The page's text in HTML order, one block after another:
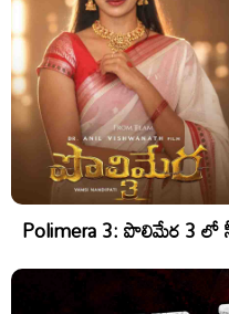
Polimera 3: పొలిమేర 3 లో